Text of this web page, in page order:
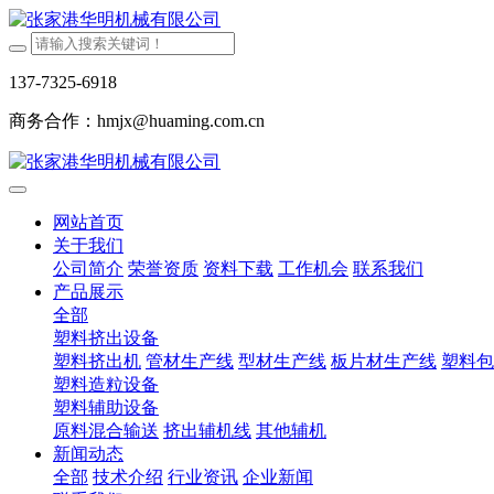
137-7325-6918
商务合作：hmjx@huaming.com.cn
网站首页
关于我们
公司简介 荣誉资质 资料下载 工作机会 联系我们
产品展示
全部
塑料挤出设备
塑料挤出机 管材生产线 型材生产线 板片材生产线 塑料
塑料造粒设备
塑料辅助设备
原料混合输送 挤出辅机线 其他辅机
新闻动态
全部 技术介绍 行业资讯 企业新闻